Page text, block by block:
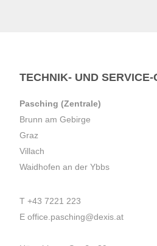
TECHNIK- UND SERVICE-
Pasching (Zentrale)
Brunn am Gebirge
Graz
Villach
Waidhofen an der Ybbs
T +43 7221 223
E office.pasching@dexis.at